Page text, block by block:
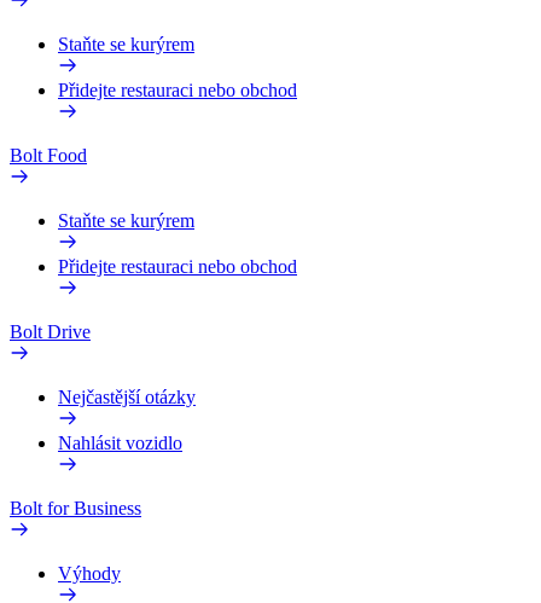
Staňte se kurýrem
Přidejte restauraci nebo obchod
Bolt Food
Staňte se kurýrem
Přidejte restauraci nebo obchod
Bolt Drive
Nejčastější otázky
Nahlásit vozidlo
Bolt for Business
Výhody